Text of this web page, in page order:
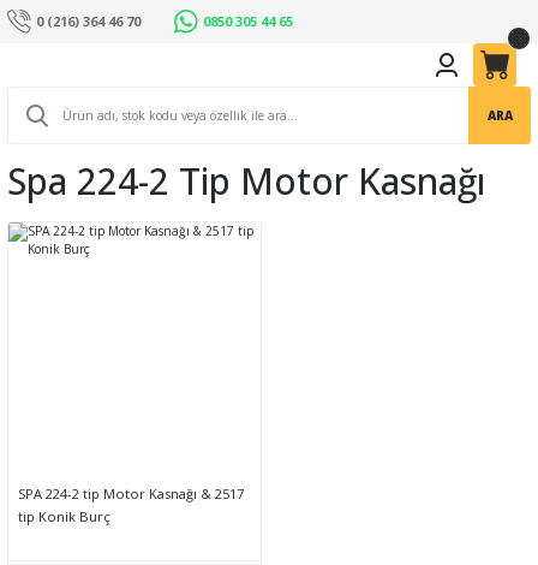
0 (216) 364 46 70 0850 305 44 65
ARA
Spa 224-2 Tip Motor Kasnağı
SPA 224-2 tip Motor Kasnağı & 2517
tip Konik Burç